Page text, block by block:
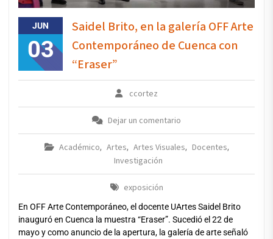
JUN
03
Saidel Brito, en la galería OFF Arte
Contemporáneo de Cuenca con
“Eraser”
ccortez
Dejar un comentario
Académico, Artes, Artes Visuales, Docentes,
Investigación
exposición
En OFF Arte Contemporáneo, el docente UArtes Saidel Brito
inauguró en Cuenca la muestra “Eraser”. Sucedió el 22 de
mayo y como anuncio de la apertura, la galería de arte señaló